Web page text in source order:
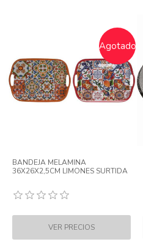
Agotado
BANDEJA MELAMINA
36X26X2,5CM LIMONES SURTIDA